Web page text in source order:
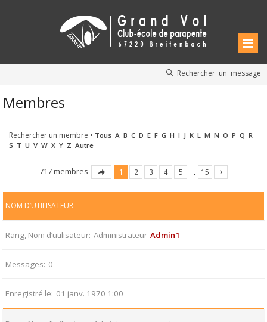
Rechercher un message
Membres
Rechercher un membre • Tous A B C D E F G H I J K L M N O P Q R
S T U V W X Y Z Autre
717 membres 1 2 3 4 5 … 15
NOM D’UTILISATEUR
Rang, Nom d’utilisateur Administrateur Admin1
Messages 0
Enregistré le 01 janv. 1970 1:00